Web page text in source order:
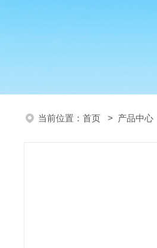
当前位置： 首页 > 产品中心